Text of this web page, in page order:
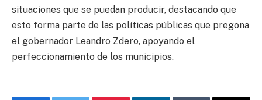
situaciones que se puedan producir, destacando que
esto forma parte de las políticas públicas que pregona
el gobernador Leandro Zdero, apoyando el
perfeccionamiento de los municipios.